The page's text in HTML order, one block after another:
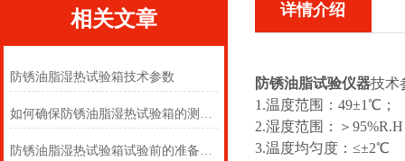
相关文章
防锈油脂湿热试验箱技术参数
如何确保防锈油脂湿热试验箱的测试结果准确可靠？
防锈油脂湿热试验箱试验前的准备工作及试验步骤详解
详情介绍
防锈油脂试验仪器技术
1.温度范围：49±1℃；
2.湿度范围：＞
3.温度均匀度：≤±2℃